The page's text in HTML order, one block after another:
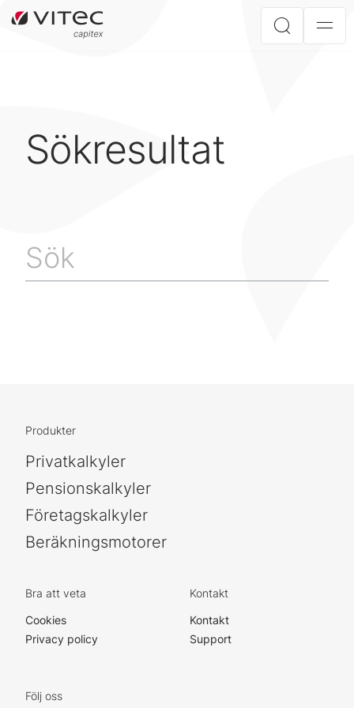
Sökresultat
Produkter
Privatkalkyler
Pensionskalkyler
Företagskalkyler
Beräkningsmotorer
Bra att veta
Cookies
Privacy policy
Kontakt
Kontakt
Support
Följ oss